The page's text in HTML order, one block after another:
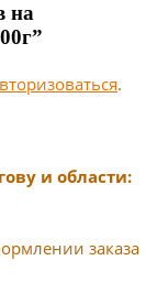
на
.
и области:
заказа